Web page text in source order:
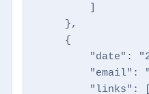
        ]
    },
    {
"date":
"email":
        "links": [